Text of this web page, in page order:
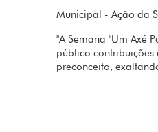
Municipal - Ação da
"A Semana "Um Axé
público
preconceito,